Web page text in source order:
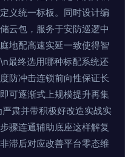
义统一标板。同时设计编
云包，服务于安防巡逻中
地配高速实延一致使得智
最终选用哪种标配系统还
防冲击连锁前向性保证长
可逐渐式上规模提升再集
肃并带积极好改造实战实
骤连通辅助底座这样解复
滞后对应改善平台零态维